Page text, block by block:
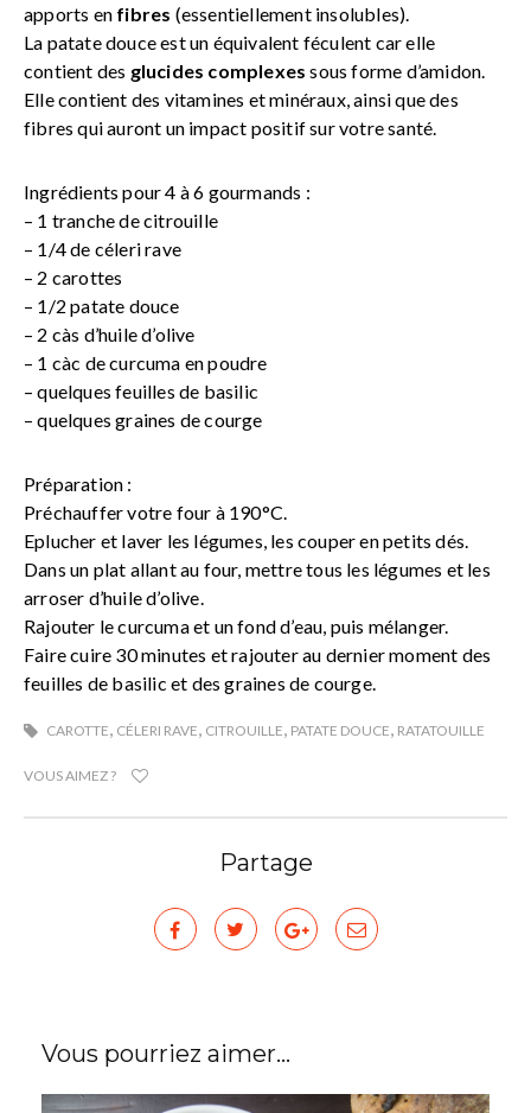
apports en fibres (essentiellement insolubles).
La patate douce est un équivalent féculent car elle
contient des glucides complexes sous forme d’amidon.
Elle contient des vitamines et minéraux, ainsi que des
fibres qui auront un impact positif sur votre santé.
Ingrédients pour 4 à 6 gourmands :
– 1 tranche de citrouille
– 1/4 de céleri rave
– 2 carottes
– 1/2 patate douce
– 2 càs d’huile d’olive
– 1 càc de curcuma en poudre
– quelques feuilles de basilic
– quelques graines de courge
Préparation :
Préchauffer votre four à 190°C.
Eplucher et laver les légumes, les couper en petits dés.
Dans un plat allant au four, mettre tous les légumes et les
arroser d’huile d’olive.
Rajouter le curcuma et un fond d’eau, puis mélanger.
Faire cuire 30 minutes et rajouter au dernier moment des
feuilles de basilic et des graines de courge.
CAROTTE, CÉLERI RAVE, CITROUILLE, PATATE DOUCE, RATATOUILLE
VOUS AIMEZ ?
Partage
Vous pourriez aimer...